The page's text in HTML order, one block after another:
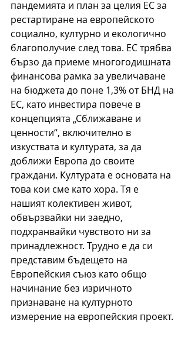
пандемията и план за целия ЕС за
рестартиране на европейското
социално, културно и екологично
благополучие след това. ЕС трябва
бързо да приеме многогодишната
финансова рамка за увеличаване
на бюджета до поне 1,3% от БНД на
ЕС, като инвестира повече в
концепцията „Сближаване и
ценности“, включително в
изкуствата и културата, за да
доближи Европа до своите
граждани. Културата е основата на
това кои сме като хора. Тя е
нашият колективен живот,
обвързвайки ни заедно,
подхранвайки чувството ни за
принадлежност. Трудно е да си
представим бъдещето на
Европейския съюз като общо
начинание без изричното
признаване на културното
измерение на европейския проект.